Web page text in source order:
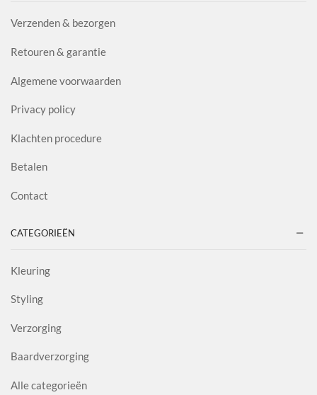
Verzenden & bezorgen
Retouren & garantie
Algemene voorwaarden
Privacy policy
Klachten procedure
Betalen
Contact
CATEGORIEËN
Kleuring
Styling
Verzorging
Baardverzorging
Alle categorieën